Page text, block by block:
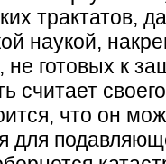
трактатов,
наукой,
не готовых к
считает
что он
для